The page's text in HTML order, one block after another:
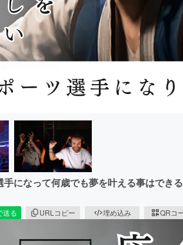
CAMPFIRE for
CAMPFIREふる
になって何歳でも夢を叶える事はでき
送る URLコピー 埋め込み QRコ